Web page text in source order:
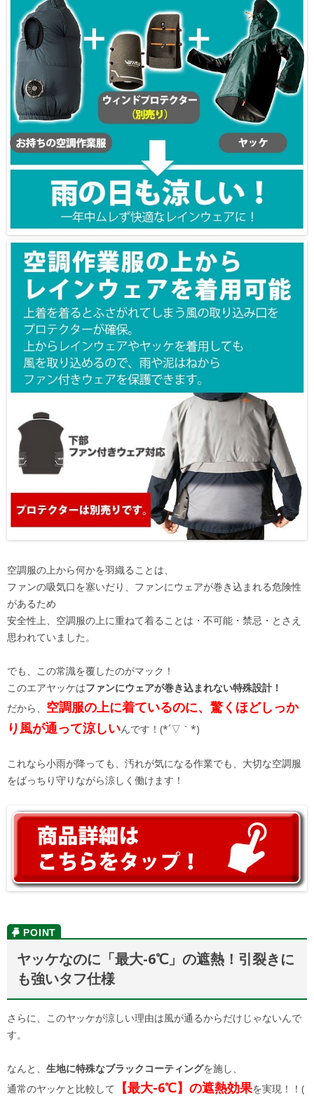
空調服の上から何かを羽織ることは、
ファンの吸気口を塞いだり、ファンにウェアが巻き込まれる危険性
があるため
安全性上、空調服の上に重ねて着ることは・不可能・禁忌・とさえ
思われていました。
でも、この常識を覆したのがマック！
このエアヤッケはファンにウェアが巻き込まれない特殊設計！
だから、 空調服の上に着ているのに、驚くほどしっか
り風が通って涼しいんです！(*´▽｀*)
これなら小雨が降っても、汚れが気になる作業でも、大切な空調服
をばっちり守りながら涼しく働けます！
ヤッケなのに「最大-6℃」の遮熱！引裂きに
も強いタフ仕様
さらに、このヤッケが涼しい理由は風が通るからだけじゃないんで
す。
なんと、 生地に特殊なブラックコーティングを施し、
通常のヤッケと比較して
【最大-6℃】の遮熱効果を実現！！(